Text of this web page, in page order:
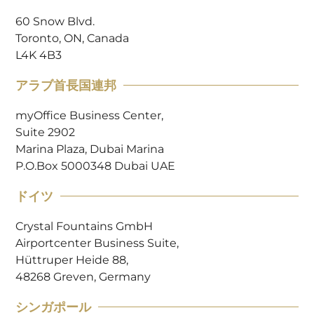
60 Snow Blvd.
Toronto, ON, Canada
L4K 4B3
アラブ首長国連邦
myOffice Business Center,
Suite 2902
Marina Plaza, Dubai Marina
P.O.Box 5000348 Dubai UAE
ドイツ
Crystal Fountains GmbH
Airportcenter Business Suite,
Hüttruper Heide 88,
48268 Greven, Germany
シンガポール